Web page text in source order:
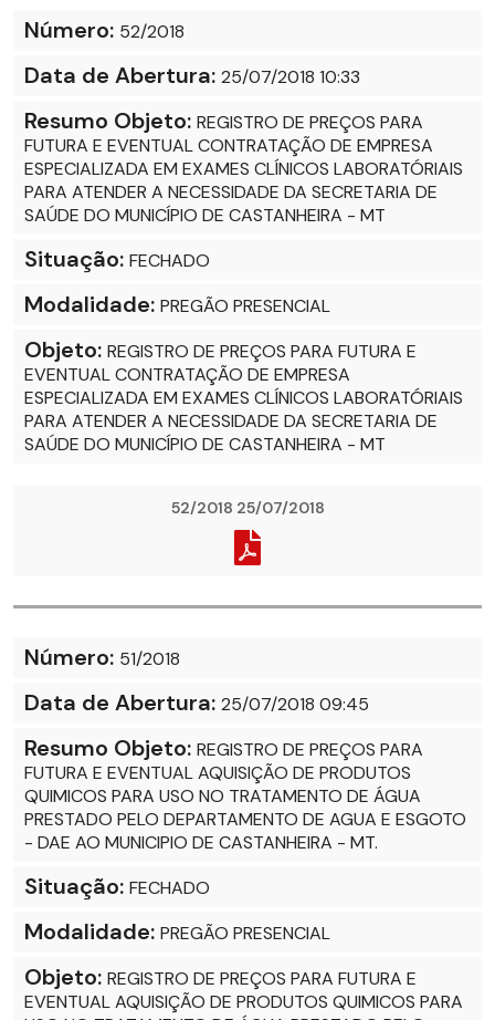
Número: 52/2018
Data de Abertura: 25/07/2018 10:33
Resumo Objeto: REGISTRO DE PREÇOS PARA
FUTURA E EVENTUAL CONTRATAÇÃO DE EMPRESA
ESPECIALIZADA EM EXAMES CLÍNICOS LABORATÓRIAIS
PARA ATENDER A NECESSIDADE DA SECRETARIA DE
SAÚDE DO MUNICÍPIO DE CASTANHEIRA - MT
Situação: FECHADO
Modalidade: PREGÃO PRESENCIAL
Objeto: REGISTRO DE PREÇOS PARA FUTURA E
EVENTUAL CONTRATAÇÃO DE EMPRESA
ESPECIALIZADA EM EXAMES CLÍNICOS LABORATÓRIAIS
PARA ATENDER A NECESSIDADE DA SECRETARIA DE
SAÚDE DO MUNICÍPIO DE CASTANHEIRA - MT
52/2018 25/07/2018
Número: 51/2018
Data de Abertura: 25/07/2018 09:45
Resumo Objeto: REGISTRO DE PREÇOS PARA
FUTURA E EVENTUAL AQUISIÇÃO DE PRODUTOS
QUIMICOS PARA USO NO TRATAMENTO DE ÁGUA
PRESTADO PELO DEPARTAMENTO DE AGUA E ESGOTO
- DAE AO MUNICIPIO DE CASTANHEIRA - MT.
Situação: FECHADO
Modalidade: PREGÃO PRESENCIAL
Objeto: REGISTRO DE PREÇOS PARA FUTURA E
EVENTUAL AQUISIÇÃO DE PRODUTOS QUIMICOS PARA